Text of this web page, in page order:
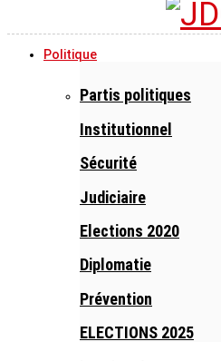
Politique
Partis politiques
Institutionnel
Sécurité
Judiciaire
Elections 2020
Diplomatie
Prévention
ELECTIONS 2025